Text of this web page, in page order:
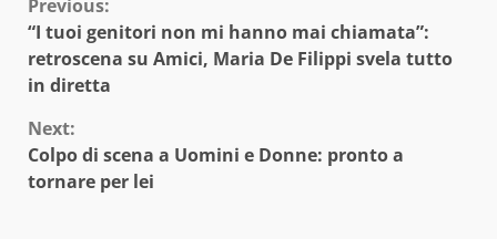
Continue
Reading
Previous:
“I tuoi genitori non mi hanno mai chiamata”:
retroscena su Amici, Maria De Filippi svela tutto
in diretta
Next:
Colpo di scena a Uomini e Donne: pronto a
tornare per lei